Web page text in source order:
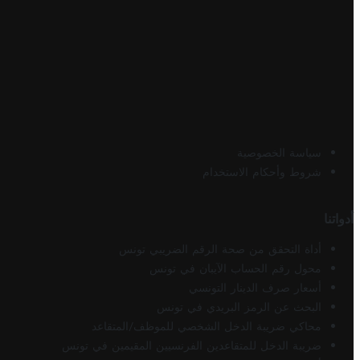
سياسة الخصوصية
شروط وأحكام الاستخدام
أدواتنا
أداة التحقق من صحة الرقم الضريبي تونس
محول رقم الحساب الآيبان في تونس
أسعار صرف الدينار التونسي
البحث عن الرمز البريدي في تونس
محاكي ضريبة الدخل الشخصي للموظف/المتقاعد
ضريبة الدخل للمتقاعدين الفرنسيين المقيمين في تونس